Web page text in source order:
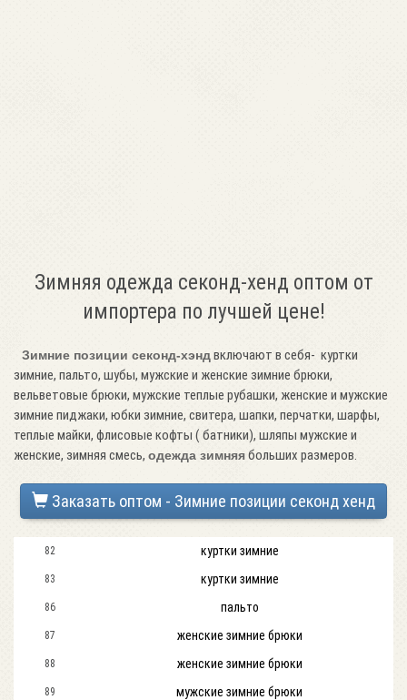
Зимняя одежда секонд-хенд оптом от
импортера по лучшей цене!
Зимние позиции секонд-хэндвключают в себя- куртки
зимние, пальто, шубы, мужские и женские зимние брюки,
вельветовые брюки, мужские теплые рубашки, женские и мужские
зимние пиджаки, юбки зимние, свитера, шапки, перчатки, шарфы,
теплые майки, флисовые кофты ( батники), шляпы мужские и
женские, зимняя смесь, одежда зимняябольших размеров.
Заказать оптом - Зимние позиции секонд хенд
82 куртки зимние
83 куртки зимние
86 пальто
87 женские зимние брюки
88 женские зимние брюки
89 мужские зимние брюки